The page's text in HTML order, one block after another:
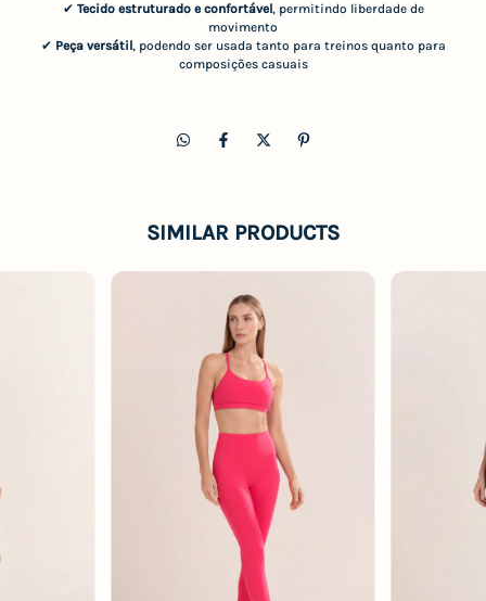
✔ Tecido estruturado e confortável, permitindo liberdade de
movimento
✔ Peça versátil, podendo ser usada tanto para treinos quanto para
composições casuais
SIMILAR PRODUCTS